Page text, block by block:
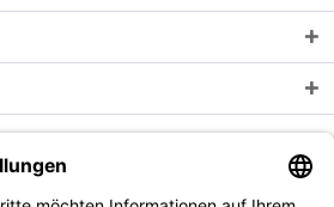
zzgl. evtl.
und
wenn nicht anders beschrieben